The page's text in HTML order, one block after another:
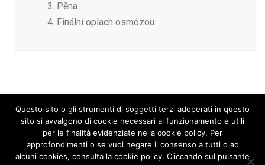
Pěna
Finální oplach osmózou
Questo sito o gli strumenti di soggetti terzi adoperati in questo
sito si avvalgono di cookie necessari al funzionamento e utili
per le finalità evidenziate nella cookie policy. Per
approfondimenti o se vuoi negare il consenso a tutti o ad
alcuni cookies, consulta la cookie policy. Cliccando sul pulsante